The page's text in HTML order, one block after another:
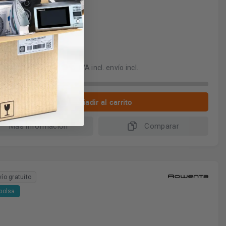
limpio y rápido
consumo.
eficiente
compacto
IVA incl. envío incl.
2 a este precio
Añadir al carrito
Más información Comparar
gratuito